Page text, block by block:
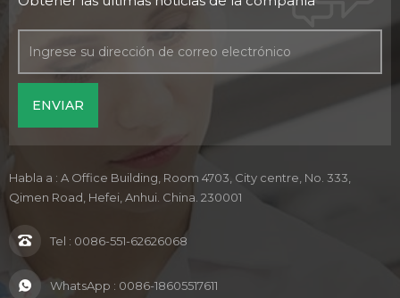
Habla a : A Office Building, Room 4703, City centre, No. 333,
Qimen Road, Hefei, Anhui. China. 230001
Tel : 0086-551-62626068
WhatsApp : 0086-18605517611